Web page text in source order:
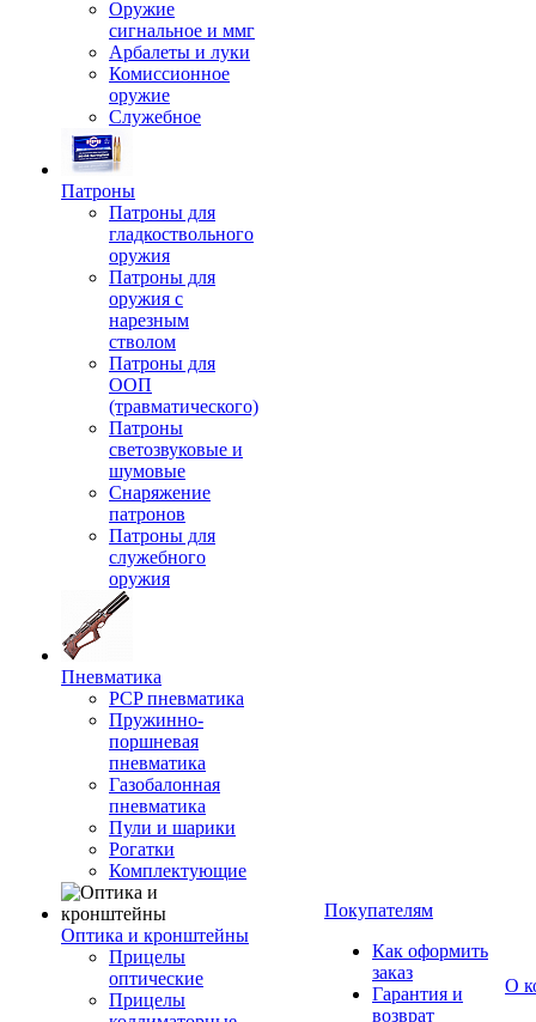
Оружие
сигнальное и ммг
Арбалеты и луки
Комиссионное
оружие
Служебное
Патроны
Патроны для
гладкоствольного
оружия
Патроны для
оружия с
нарезным
стволом
Патроны для
ООП
(травматического)
Патроны
светозвуковые и
шумовые
Снаряжение
патронов
Патроны для
служебного
оружия
Пневматика
PCP пневматика
Пружинно-
поршневая
пневматика
Газобалонная
пневматика
Пули и шарики
Рогатки
Комплектующие
Оптика и кронштейны
Прицелы
оптические
Прицелы
Покупателям
Как оформить
заказ
Гарантия и
возврат
О